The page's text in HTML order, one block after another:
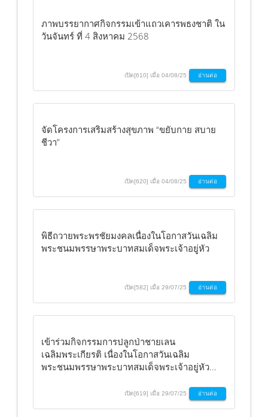
ภาพบรรยากาศกิจกรรมเข้าแถวเคารพธงชาติ ใน
วันจันทร์ ที่ 4 สิงหาคม 2568
เปิด[610] เมื่อ 04/08/25 อ่านต่อ
จัดโครงการเสริมสร้างสุขภาพ “ขยับกาย สบาย
ชีวา”
เปิด[620] เมื่อ 04/08/25 อ่านต่อ
พิธีถวายพระพรชัยมงคลเนื่องในโอกาสวันเฉลิม
พระชนมพรรษาพระบาทสมเด็จพระเจ้าอยู่หัว
เปิด[582] เมื่อ 29/07/25 อ่านต่อ
เข้าร่วมกิจกรรมการปลูกป่าชายเลน
เฉลิมพระเกียรติ เนื่องในโอกาสวันเฉลิม
พระชนมพรรษาพระบาทสมเด็จพระเจ้าอยู่หัว...
เปิด[619] เมื่อ 29/07/25 อ่านต่อ